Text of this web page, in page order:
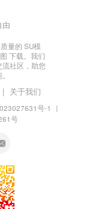
量的 SU模
下载。我们
社区，助您
| 关于我们
号-1
|
号